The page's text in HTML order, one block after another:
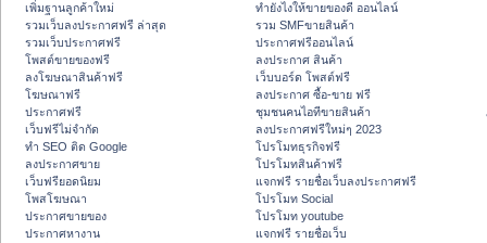
เพิ่มฐานลูกค้าใหม่
รวมเว็บลงประกาศฟรี ล่าสุด
รวมเว็บประกาศฟรี
โพสต์ขายของฟรี
ลงโฆษณาสินค้าฟรี
โฆษณาฟรี
ประกาศฟรี
เว็บฟรีไม่จำกัด
ทำ SEO ติด Google
ลงประกาศขาย
เว็บฟรียอดนิยม
โพสโฆษณา
ประกาศขายของ
ประกาศหางาน
ทํายังไงให้ขายของดี ออนไลน์
รวม SMFขายสินค้า
ประกาศฟรีออนไลน์
ลงประกาศ สินค้า
เว็บบอร์ด โพสต์ฟรี
ลงประกาศ ซื้อ-ขาย ฟรี
ชุมชนคนไอทีขายสินค้า
ลงประกาศฟรีใหม่ๆ 2023
โปรโมทธุรกิจฟรี
โปรโมทสินค้าฟรี
แจกฟรี รายชื่อเว็บลงประกาศฟรี
โปรโมท Social
โปรโมท youtube
แจกฟรี รายชื่อเว็บ